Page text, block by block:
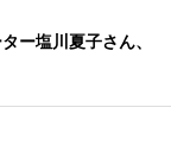
ー塩川夏子さん、